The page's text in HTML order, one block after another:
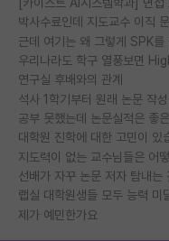
박사수료인데 지도교수 이직
근데 여기는 왜 그렇게 SPK를
연구실 후배와의 관계
석사 1학기부터 원래 논문 작
공부 못했는데 논문실적은 좋
대학원 진학에 대한 고민이 있
지도력이 없는 교수님들은 어
선배가 자꾸 논문 저자 탐내는
제가 예민한가요